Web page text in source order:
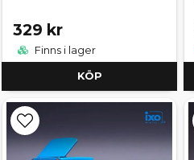
329 kr
Finns i lager
KÖP